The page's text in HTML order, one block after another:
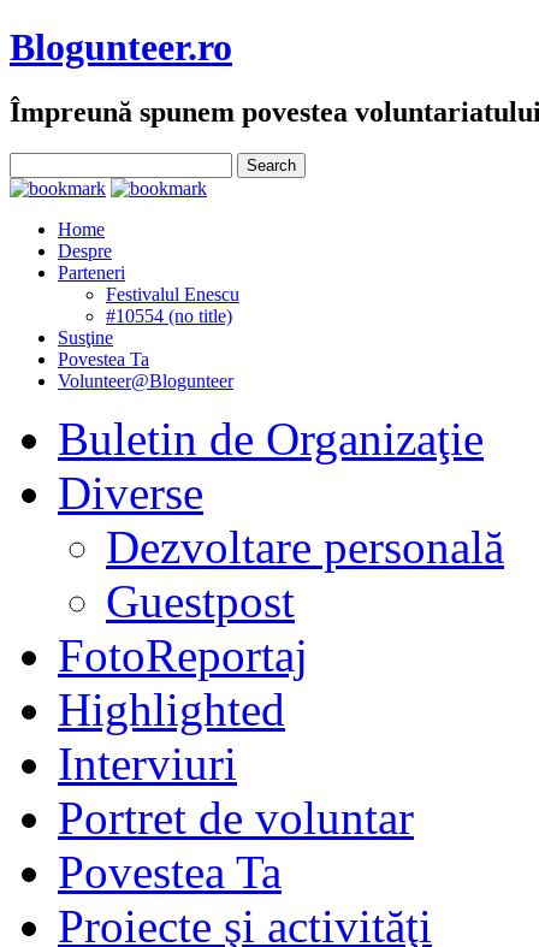
Blogunteer.ro
Împreună spunem povestea
Home
Despre
Parteneri
Festivalul Enescu
#10554 (no title)
Susţine
Povestea Ta
Volunteer@Blogunteer
Buletin de Organizaţie
Diverse
Dezvoltare personală
Guestpost
FotoReportaj
Highlighted
Interviuri
Portret de voluntar
Povestea Ta
Proiecte şi activităţi